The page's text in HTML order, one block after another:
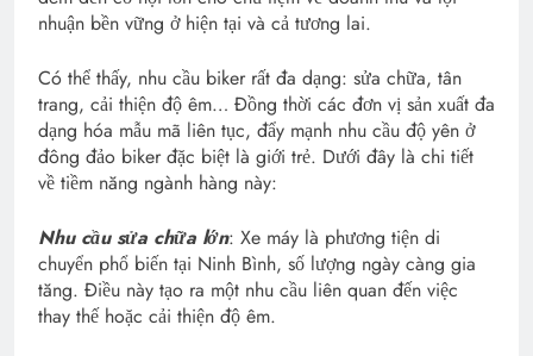
nhuận bền vững ở hiện tại và cả tương lai.
Có thể thấy, nhu cầu biker rất đa dạng: sửa chữa, tân
trang, cải thiện độ êm… Đồng thời các đơn vị sản xuất đa
dạng hóa mẫu mã liên tục, đẩy mạnh nhu cầu độ yên ở
đông đảo biker đặc biệt là giới trẻ. Dưới đây là chi tiết
về tiềm năng ngành hàng này:
Nhu cầu sửa chữa lớn: Xe máy là phương tiện di
chuyển phổ biến tại Ninh Bình, số lượng ngày càng gia
tăng. Điều này tạo ra một nhu cầu liên quan đến việc
thay thế hoặc cải thiện độ êm.